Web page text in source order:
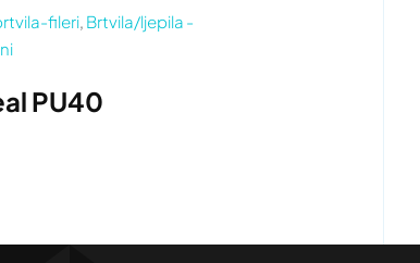
fileri, Brtvila/ljepila -
PU40